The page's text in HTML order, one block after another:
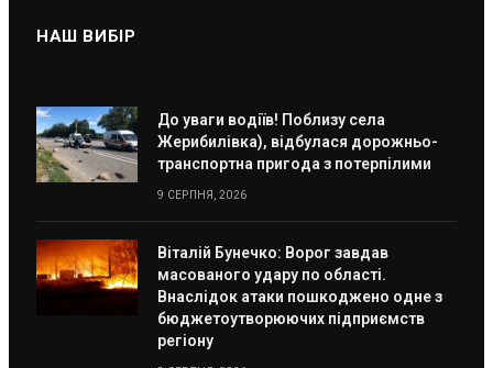
НАШ ВИБІР
До уваги водіїв! Поблизу села
Жерибилівка), відбулася дорожньо-
транспортна пригода з потерпілими
9 СЕРПНЯ, 2026
Віталій Бунечко: Ворог завдав
масованого удару по області.
Внаслідок атаки пошкоджено одне з
бюджетоутворюючих підприємств
регіону